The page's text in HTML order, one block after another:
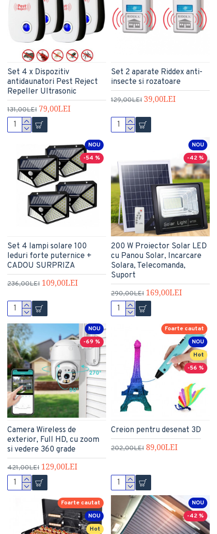
Set 4 x Dispozitiv
antidaunatori Pest Reject
Repeller Ultrasonic
131,00LEI 79,00LEI
Set 2 aparate Riddex anti-
insecte si rozatoare
129,00LEI 39,00LEI
NOU
-54 %
Set 4 lampi solare 100
leduri forte puternice +
CADOU SURPRIZA
236,00LEI 109,00LEI
NOU
-42 %
200 W Proiector Solar LED
cu Panou Solar, Incarcare
Solara, Telecomanda,
Suport
290,00LEI 169,00LEI
NOU
-69 %
Camera Wireless de
exterior, Full HD, cu zoom
si vedere 360 grade
421,00LEI 129,00LEI
NOU
Hot
Foarte cautat
-56 %
Creion pentru desenat 3D
202,00LEI 89,00LEI
NOU
Hot
Foarte cautat
NOU
-42 %